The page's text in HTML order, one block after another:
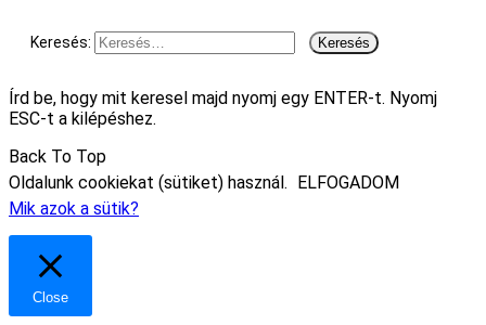
Keresés:
Írd be, hogy mit keresel majd nyomj egy ENTER-t. Nyomj
ESC-t a kilépéshez.
Back To Top
Oldalunk cookiekat (sütiket) használ.
ELFOGADOM
Mik azok a sütik?
Close